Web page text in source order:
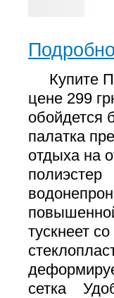
Купите
цене 299
обойдется
палатка
отдыха на
полиэстер
тускнеет
сетка